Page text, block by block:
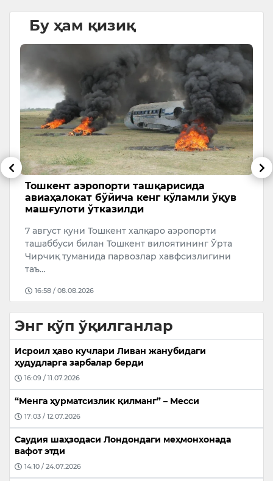
Бу ҳам қизиқ
Тошкент аэропорти ташқарисида
авиаҳалокат бўйича кенг кўламли ўқув
машғулоти ўтказилди
7 август куни Тошкент халқаро аэропорти
ташаббуси билан Тошкент вилоятининг Ўрта
Чирчиқ туманида парвозлар хавфсизлигини
таъ…
16:58 / 08.08.2026
Энг кўп ўқилганлар
Исроил ҳаво кучлари Ливан жанубидаги
ҳудудларга зарбалар берди
16:09 / 11.07.2026
“Менга ҳурматсизлик қилманг” – Месси
17:03 / 12.07.2026
Саудия шаҳзодаси Лондондаги меҳмонхонада
вафот этди
14:10 / 24.07.2026